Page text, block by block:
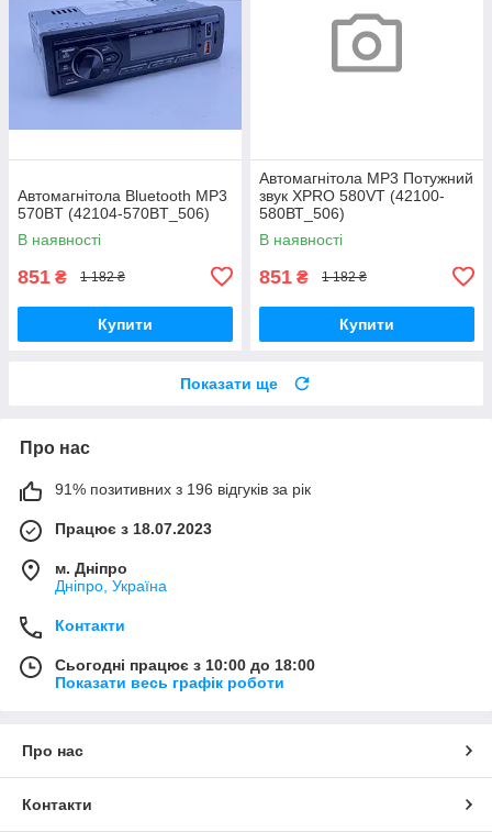
Автомагнітола Bluetooth MP3
570BT (42104-570BT_506)
В наявності
851 ₴ 1 182 ₴
Купити
Автомагнітола MP3 Потужний
звук XPRO 580VT (42100-
580ВТ_506)
В наявності
851 ₴ 1 182 ₴
Купити
Показати ще
Про нас
91% позитивних з 196 відгуків за рік
Працює з 18.07.2023
м. Дніпро
Дніпро, Україна
Контакти
Сьогодні працює з 10:00 до 18:00
Показати весь графік роботи
Про нас
Контакти